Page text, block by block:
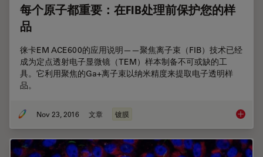
每个原子都重要：在FIB处理前保护您的样
品
徕卡EM ACE600的应用说明——聚焦离子束（FIB）技术已经
成为定点透射电子显微镜（TEM）样本制备不可或缺的工
具。它利用聚焦的Ga+离子束以纳米精度来提取电子透明样
品。
Nov 23, 2016 文章 镀膜 每个原